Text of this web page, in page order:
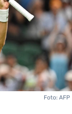
Foto: AFP